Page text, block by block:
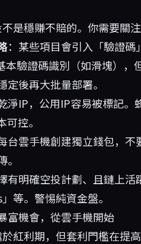
是穩賺不賠的。你需要關注
：某些項目會引入「驗證
本驗證碼識別（如滑塊）
後再大批量部署。
淨IP，公用IP容易被標記
控。
台雲手機創建獨立錢包，
有明確空投計劃、且鏈上
等。警惕純資金盤。
富機會，從雲手機開始
紅利期，但套利門檻在